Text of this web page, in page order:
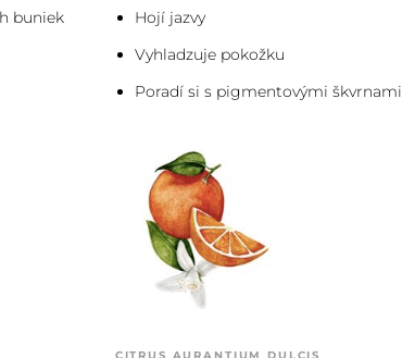
Postupne zvyšujte intenzitu
vstrebávanie produktu a podporili
zložiek, na dosiahnutie skutočných
postačí len malé množstvo výrobku.
buniek
Hojí jazvy
Vyhladzuje pokožku
Poradí si s pigmentovými škvrnami